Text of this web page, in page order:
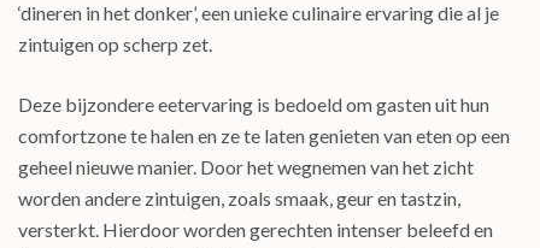
‘dineren in het donker’, een unieke culinaire ervaring die al je
zintuigen op scherp zet.
Deze bijzondere eetervaring is bedoeld om gasten uit hun
comfortzone te halen en ze te laten genieten van eten op een
geheel nieuwe manier. Door het wegnemen van het zicht
worden andere zintuigen, zoals smaak, geur en tastzin,
versterkt. Hierdoor worden gerechten intenser beleefd en